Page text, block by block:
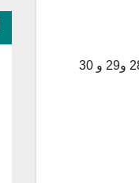
تفتح جمعية منارة الأدب بقليبية باب المشاركة في الدورة 37 للمهرجان الوطني للأدباء الشبان بقليبية التي ستنعقد أيام 28 و29 و 30